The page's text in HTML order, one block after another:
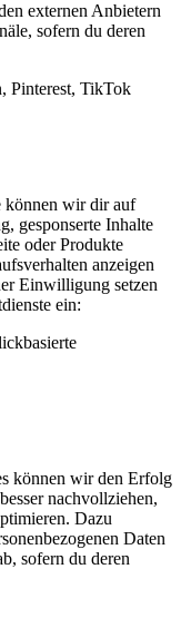
externen Anbietern
sofern du deren
Pinterest, TikTok
können wir dir auf
gesponserte Inhalte
oder Produkte
anzeigen
Einwilligung setzen
ein:
können wir den Erfolg
nachvollziehen,
Dazu
Daten
sofern du deren